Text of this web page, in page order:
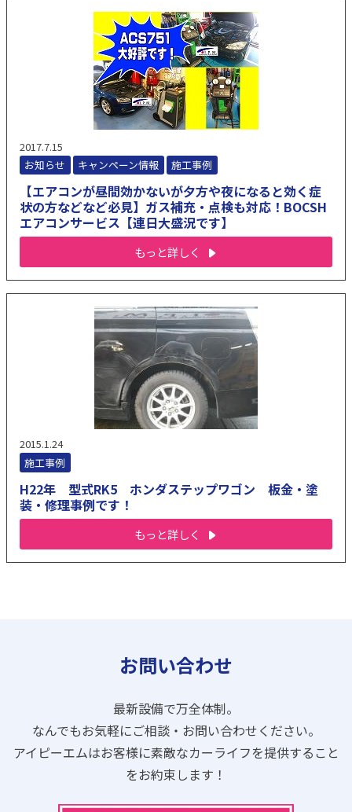
2017.7.15
お知らせ
キャンペーン情報 施工事例
【エアコンが昼間効かないが夕方や夜になると効く症
状の方などなど必見】ガス補充・点検も対応！BOCSH
エアコンサービス【連日大盛況です】
もっと詳しく
2015.1.24
施工事例
H22年 型式RK5 ホンダステップワゴン 板金・塗
装・修理事例です！
もっと詳しく
お問い合わせ
最新設備で万全体制。
なんでもお気軽にご相談・お問い合わせください。
アイピーエムはお客様に素敵なカーライフを提供すること
をお約束します！